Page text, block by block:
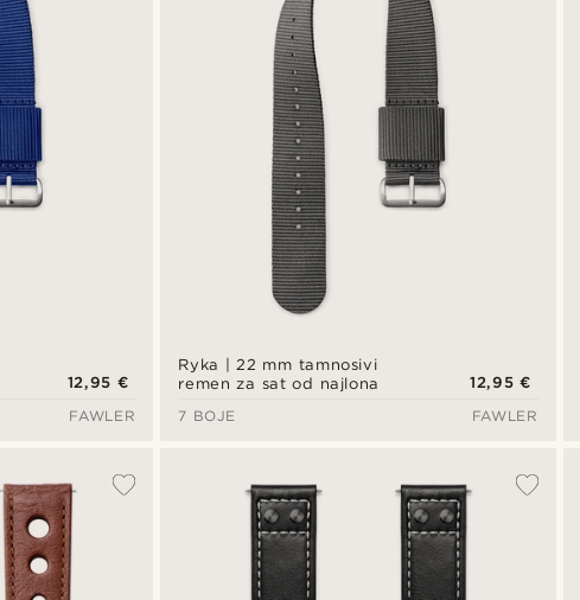
12,95 €
FAWLER
Ryka | 22 mm tamnosivi
remen za sat od najlona
12,95 €
7 BOJE
FAWLER